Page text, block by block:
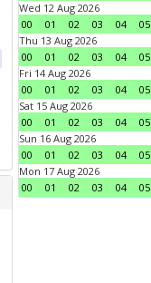
Wed 12 Aug 2026
00
01 02 03 04 05
Thu 13 Aug 2026
00
01 02 03 04 05
Fri 14 Aug 2026
00
01 02 03 04 05
Sat 15 Aug 2026
00
01 02 03 04 05
Sun 16 Aug 2026
00
01 02 03 04 05
Mon 17 Aug 2026
00
01 02 03 04 05